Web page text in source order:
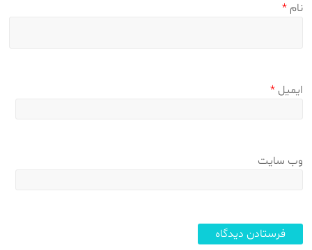
نام*
ایمیل*
وب‌ سایت